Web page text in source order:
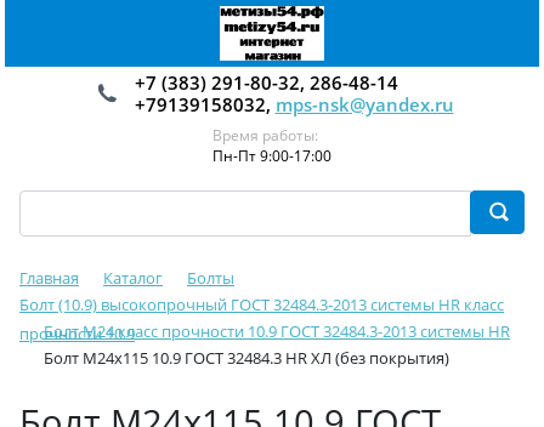
+7 (383) 291-80-32, 286-48-14
+79139158032, mps-nsk@yandex.ru
Время работы:
Пн-Пт 9:00-17:00
Главная Каталог
Болты
Болт (10.9) высокопрочный ГОСТ 32484.3-2013 системы HR класс
прочности 10.9
Болт М24 класс прочности 10.9 ГОСТ 32484.3-2013 системы HR
Болт М24х115 10.9 ГОСТ 32484.3 HR ХЛ (без покрытия)